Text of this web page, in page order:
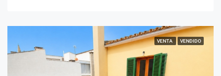
VENTA VENDIDO